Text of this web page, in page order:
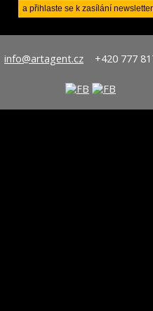
info@artagent.cz+420 777